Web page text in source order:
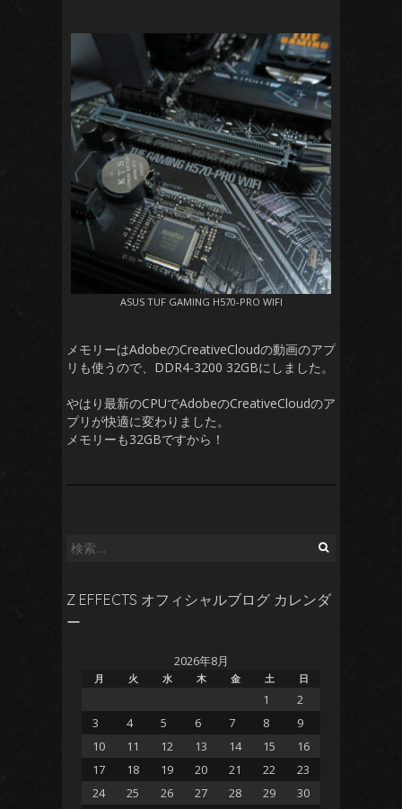
ASUS TUF GAMING H570-PRO WIFI
メモリーはAdobeのCreativeCloudの動画のアプ
リも使うので、DDR4-3200 32GBにしました。
やはり最新のCPUでAdobeのCreativeCloudのア
プリが快適に変わりました。
メモリーも32GBですから！
検
Z EFFECTS オフィシャルブログ カレンダ
ー
2026年8月
月 火 水 木 金 土 日
1
2
3
4 5 6 7 8
9
10
11 12 13 14 15
16
17
18 19 20 21 22
23
24
25 26 27 28 29
30